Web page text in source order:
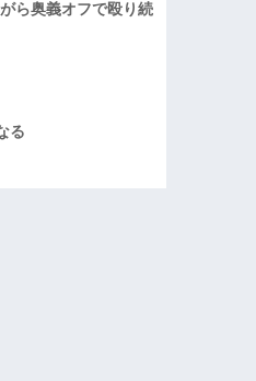
ら奥義オフで殴り続
る